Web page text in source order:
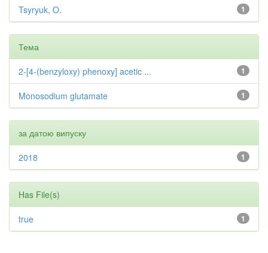
1
Tsyryuk, O.
Тема
1
2-[4-(benzyloxy) phenoxy] acetic ...
1
Monosodium glutamate
за датою випуску
1
2018
Has File(s)
1
true